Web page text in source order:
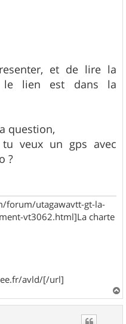
et de lire la
lien est dans la
question,
veux un gps avec
?
forum/utagawavtt-gt-la-
vt3062.html]La charte
avld/[/url]
a